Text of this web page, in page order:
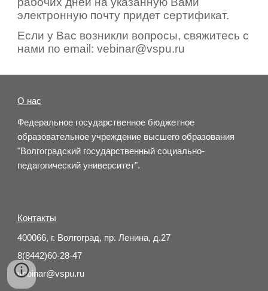
электронную почту придет сертификат.
Если у Вас возникли вопросы, свяжитесь с
нами по email: vebinar@vspu.ru
О нас
Федеральное государственное бюджетное
образовательное учреждение высшего образования
"Волгоградский государственный социально-
педагогический университет".
Контакты
400066, г. Волгоград, пр. Ленина, д.27
8(8442)60-28-47
vebinar@vspu.ru